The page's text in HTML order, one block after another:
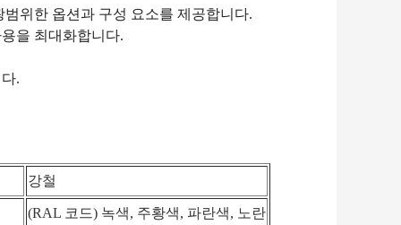
위한 옵션과 구성 요소를 제공합니다.
을 최대화합니다.
.
강철
(RAL 코드) 녹색, 주황색, 파란색, 노란